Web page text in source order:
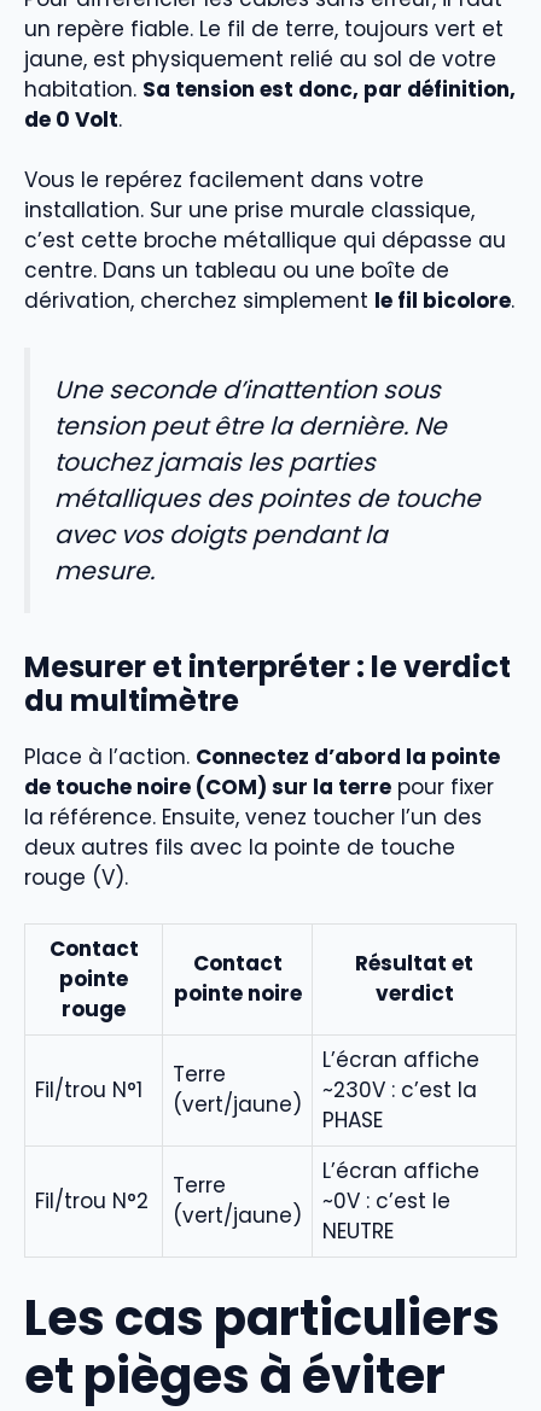
un repère fiable. Le fil de terre, toujours vert et
jaune, est physiquement relié au sol de votre
habitation. Sa tension est donc, par définition,
de 0 Volt.
Vous le repérez facilement dans votre
installation. Sur une prise murale classique,
c’est cette broche métallique qui dépasse au
centre. Dans un tableau ou une boîte de
dérivation, cherchez simplement le fil bicolore.
Une seconde d’inattention sous
tension peut être la dernière. Ne
touchez jamais les parties
métalliques des pointes de touche
avec vos doigts pendant la
mesure.
Mesurer et interpréter : le verdict
du multimètre
Place à l’action. Connectez d’abord la pointe
de touche noire (COM) sur la terre pour fixer
la référence. Ensuite, venez toucher l’un des
deux autres fils avec la pointe de touche
rouge (V).
Contact
pointe
rouge
Contact
pointe noire
Résultat et
verdict
Fil/trou N°1
Terre
(vert/jaune)
L’écran affiche
~230V : c’est la
PHASE
Fil/trou N°2
Terre
(vert/jaune)
L’écran affiche
~0V : c’est le
NEUTRE
Les cas particuliers
et pièges à éviter